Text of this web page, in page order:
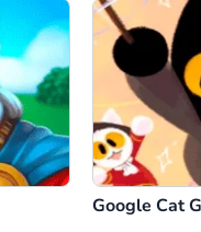
Google Cat